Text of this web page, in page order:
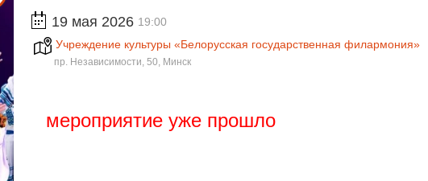
19 мая 2026 19:00
Учреждение культуры «Белорусская государственная филармония»
пр. Независимости, 50, Минск
мероприятие уже прошло